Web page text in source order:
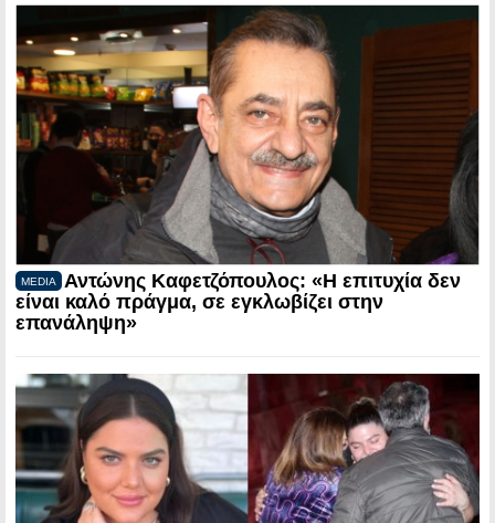
MEDIA
Αντώνης Καφετζόπουλος: «Η επιτυχία δεν
είναι καλό πράγμα, σε εγκλωβίζει στην
επανάληψη»